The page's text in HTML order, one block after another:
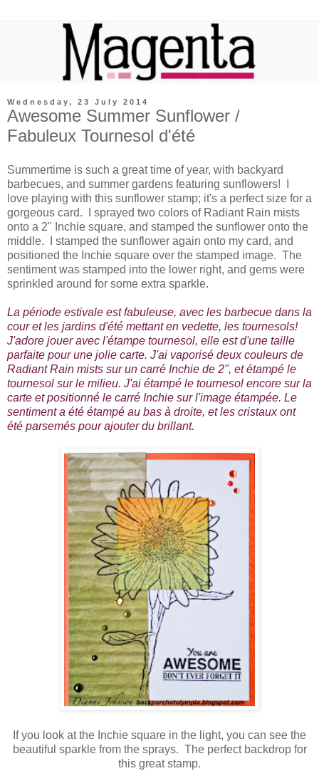
Wednesday, 23 July 2014
Awesome Summer Sunflower /
Fabuleux Tournesol d'été
Summertime is such a great time of year, with backyard
barbecues, and summer gardens featuring sunflowers! I
love playing with this sunflower stamp; it's a perfect size for a
gorgeous card. I sprayed two colors of Radiant Rain mists
onto a 2" Inchie square, and stamped the sunflower onto the
middle. I stamped the sunflower again onto my card, and
positioned the Inchie square over the stamped image. The
sentiment was stamped into the lower right, and gems were
sprinkled around for some extra sparkle.
La période estivale est fabuleuse, avec les barbecue dans la
cour et les jardins d'été mettant en vedette, les tournesols!
J'adore jouer avec l'étampe tournesol, elle est d'une taille
parfaite pour une jolie carte. J'ai vaporisé deux couleurs de
Radiant Rain mists sur un carré Inchie de 2", et étampé le
tournesol sur le milieu. J'ai étampé le tournesol encore sur la
carte et positionné le carré Inchie sur l'image étampée. Le
sentiment a été étampé au bas à droite, et les cristaux ont
été parsemés pour ajouter du brillant.
If you look at the Inchie square in the light, you can see the
beautiful sparkle from the sprays. The perfect backdrop for
this great stamp.